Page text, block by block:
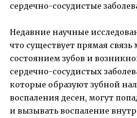
сердечно-сосудистые
Недавние научные
что существует прямая
состоянием зубов и
сердечно-сосудистых
которые образуют зубной
воспаления десен, могут
и вызывать воспаление